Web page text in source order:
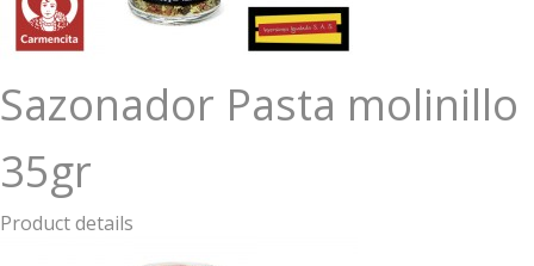
Sazonador Pasta molinillo
35gr
Product details